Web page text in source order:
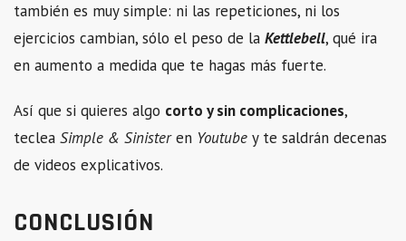
también es muy simple: ni las repeticiones, ni los
ejercicios cambian, sólo el peso de la Kettlebell, qué ira
en aumento a medida que te hagas más fuerte.
Así que si quieres algo corto y sin complicaciones,
teclea Simple & Sinisteren Youtube y te saldrán decenas
de videos explicativos.
CONCLUSIÓN